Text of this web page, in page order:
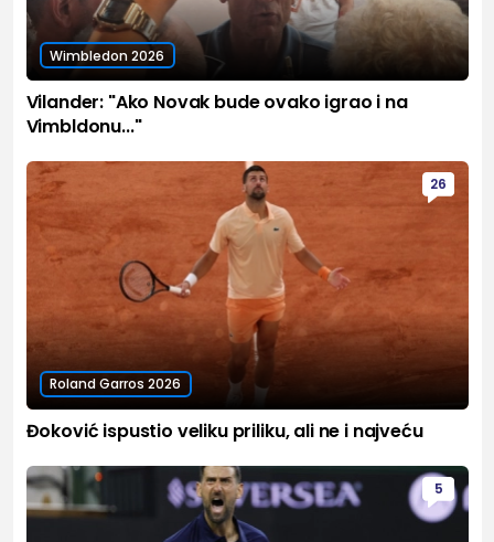
Wimbledon 2026
Vilander: "Ako Novak bude ovako igrao i na
Vimbldonu..."
26
Roland Garros 2026
Đoković ispustio veliku priliku, ali ne i najveću
5